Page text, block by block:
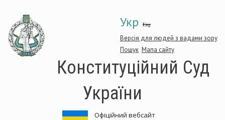
основного
матеріалу
Укр Eng
Версія для людей з вадами зору
Пошук Мапа сайту
Конституційний Суд
України
Офіційний вебсайт